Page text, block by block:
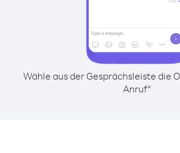
Wähle aus der Gesprächsleiste die
Anruf“